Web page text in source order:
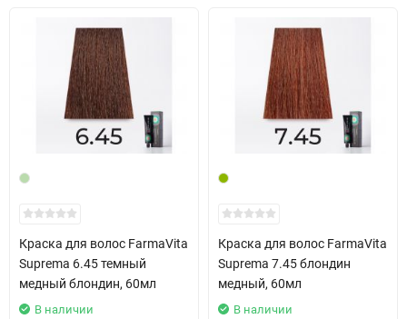
Краска для волос FarmaVita
Suprema 6.45 темный
медный блондин, 60мл
В наличии
Краска для волос FarmaVita
Suprema 7.45 блондин
медный, 60мл
В наличии